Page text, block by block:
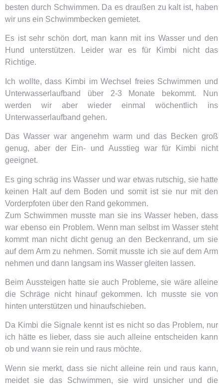
besten durch Schwimmen. Da es draußen zu kalt ist, haben
wir uns ein Schwimmbecken gemietet.
Es ist sehr schön dort, man kann mit ins Wasser und den
Hund unterstützen. Leider war es für Kimbi nicht das
Richtige.
Ich wollte, dass Kimbi im Wechsel freies Schwimmen und
Unterwasserlaufband über 2-3 Monate bekommt. Nun
werden wir aber wieder einmal wöchentlich ins
Unterwasserlaufband gehen.
Das Wasser war angenehm warm und das Becken groß
genug, aber der Ein- und Ausstieg war für Kimbi nicht
geeignet.
Es ging schräg ins Wasser und war etwas rutschig, sie hatte
keinen Halt auf dem Boden und somit ist sie nur mit den
Vorderpfoten über den Rand gekommen.
Zum Schwimmen musste man sie ins Wasser heben, dass
war ebenso ein Problem. Wenn man selbst im Wasser steht
kommt man nicht dicht genug an den Beckenrand, um sie
auf dem Arm zu nehmen. Somit musste ich sie auf dem Arm
nehmen und dann langsam ins Wasser gleiten lassen.
Beim Aussteigen hatte sie auch Probleme, sie wäre alleine
die Schräge nicht hinauf gekommen. Ich musste sie von
hinten unterstützen und hinaufschieben.
Da Kimbi die Signale kennt ist es nicht so das Problem, nur
ich hätte es lieber, dass sie auch alleine entscheiden kann
ob und wann sie rein und raus möchte.
Wenn sie merkt, dass sie nicht alleine rein und raus kann,
meidet sie das Schwimmen, sie wird unsicher und die